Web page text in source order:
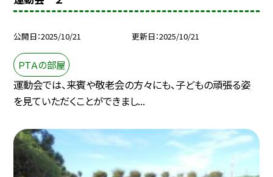
公開日 2025/10/21 更新日 2025/10/21
ＰＴＡの部屋
運動会では、来賓や敬老会の方々にも、子どもの頑張る姿
を見ていただくことができまし...